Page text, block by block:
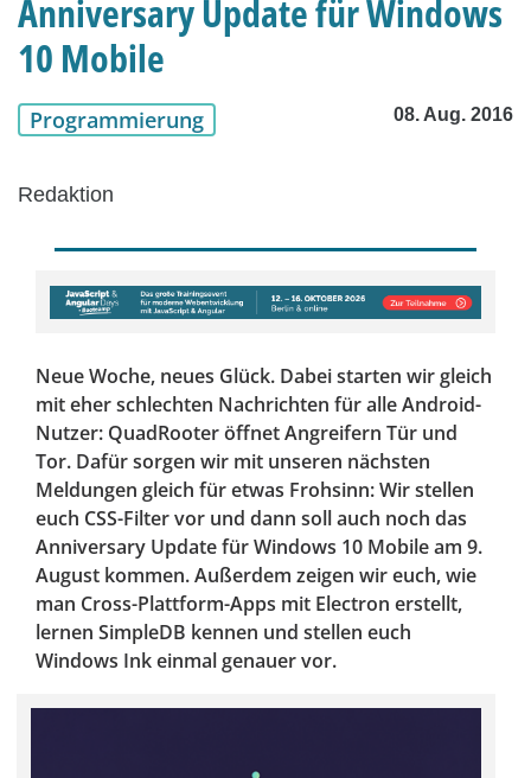
Anniversary Update für Windows
10 Mobile
Programmierung 08. Aug. 2016
Redaktion
Neue Woche, neues Glück. Dabei starten wir gleich
mit eher schlechten Nachrichten für alle Android-
Nutzer: QuadRooter öffnet Angreifern Tür und
Tor. Dafür sorgen wir mit unseren nächsten
Meldungen gleich für etwas Frohsinn: Wir stellen
euch CSS-Filter vor und dann soll auch noch das
Anniversary Update für Windows 10 Mobile am 9.
August kommen. Außerdem zeigen wir euch, wie
man Cross-Plattform-Apps mit Electron erstellt,
lernen SimpleDB kennen und stellen euch
Windows Ink einmal genauer vor.